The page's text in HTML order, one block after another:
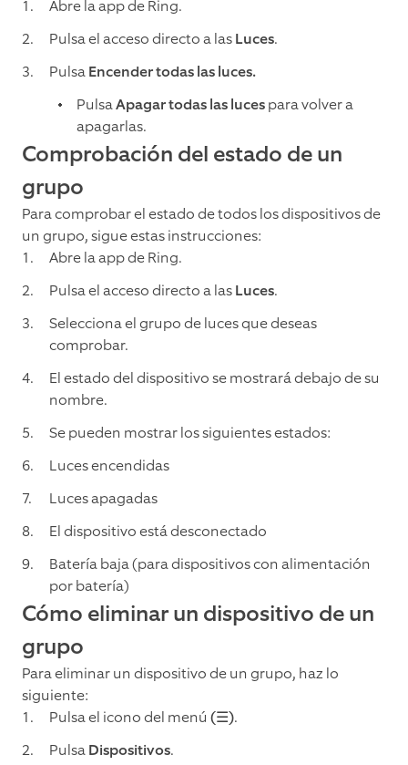
Abre la app de Ring.
Pulsa el acceso directo a lasLuces.
PulsaEncender todas las luces.
PulsaApagar todas las lucespara volver a
apagarlas.
Comprobación del estado de un
grupo
Para comprobar el estado de todos los dispositivos de
un grupo, sigue estas instrucciones:
Abre la app de Ring.
Pulsa el acceso directo a lasLuces.
Selecciona el grupo de luces que deseas
comprobar.
El estado del dispositivo se mostrará debajo de su
nombre.
Se pueden mostrar los siguientes estados:
Luces encendidas
Luces apagadas
El dispositivo está desconectado
Batería baja (para dispositivos con alimentación
por batería)
Cómo eliminar un dispositivo de un
grupo
Para eliminar un dispositivo de un grupo, haz lo
siguiente:
Pulsa el icono del menú (☰).
PulsaDispositivos.